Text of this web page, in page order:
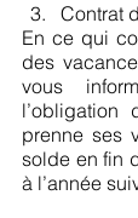
Contrat
En ce qui
des
vous
l’obligation
prenne ses
solde en fin
à l’année